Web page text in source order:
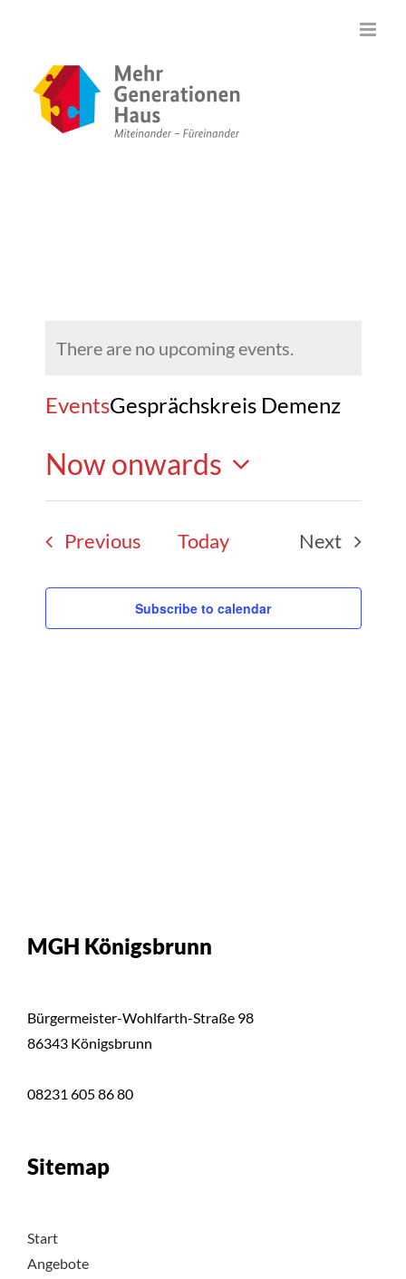
springen
There are no upcoming events.
EventsGesprächskreis Demenz
Now onwards
Select
PreviousEventsToday
Next
Subscribe to calendar
MGH Königsbrunn
Bürgermeister-Wohlfarth-Straße 98
86343 Königsbrunn
08231 605 86 80
Sitemap
Start
Angebote